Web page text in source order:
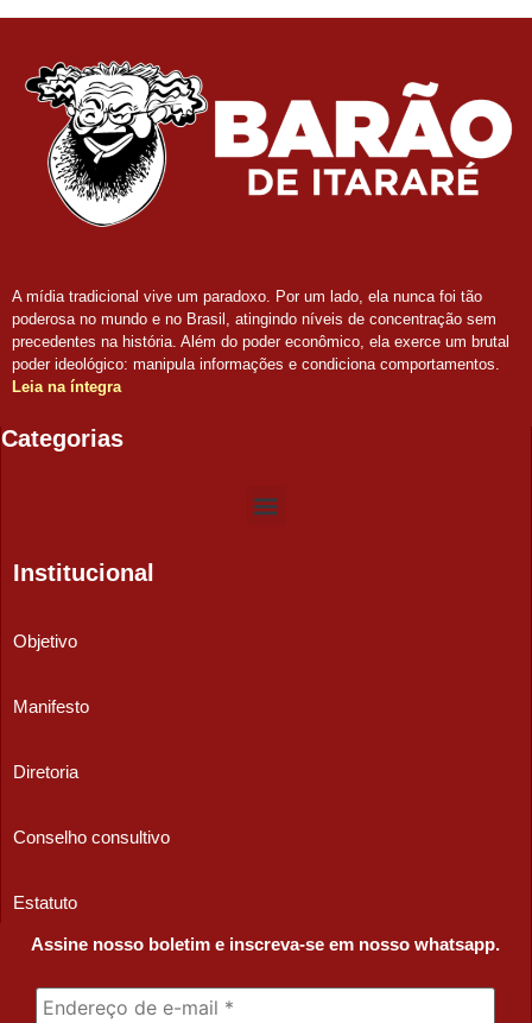
A mídia tradicional vive um paradoxo. Por um lado, ela nunca foi tão
poderosa no mundo e no Brasil, atingindo níveis de concentração sem
precedentes na história. Além do poder econômico, ela exerce um brutal
poder ideológico: manipula informações e condiciona comportamentos.
Leia na íntegra
Categorias
Institucional
Objetivo
Manifesto
Diretoria
Conselho consultivo
Estatuto
Assine nosso boletim e inscreva-se em nosso whatsapp.